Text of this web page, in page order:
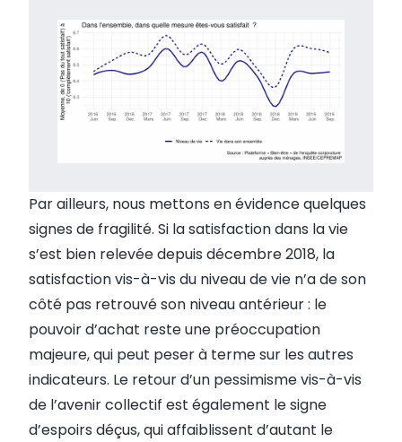
Par ailleurs, nous mettons en évidence quelques
signes de fragilité. Si la satisfaction dans la vie
s’est bien relevée depuis décembre 2018, la
satisfaction vis-à-vis du niveau de vie n’a de son
côté pas retrouvé son niveau antérieur : le
pouvoir d’achat reste une préoccupation
majeure, qui peut peser à terme sur les autres
indicateurs. Le retour d’un pessimisme vis-à-vis
de l’avenir collectif est également le signe
d’espoirs déçus, qui affaiblissent d’autant le